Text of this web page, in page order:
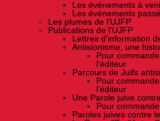
Les événements à
Les événements
Les plumes de l'UJFP
Publications de l'UJFP
Lettres d'information
Antisionisme, une
Pour
l'éditeur
Parcours de Juifs
Pour
l'éditeur
Une Parole juive
Pour
Paroles juives contre